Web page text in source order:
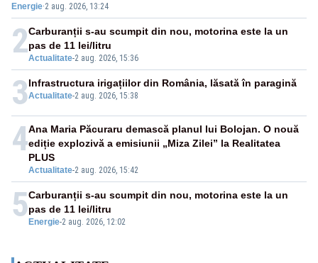
Energie·2 aug. 2026, 13:24
2Actualitate-2 aug. 2026, 15:36
Carburanții s-au scumpit din nou, motorina este la un
pas de 11 lei/litru
3Actualitate-2 aug. 2026, 15:38
Infrastructura irigațiilor din România, lăsată în paragină
4
Actualitate-2 aug. 2026, 15:42
Ana Maria Păcuraru demască planul lui Bolojan. O nouă
ediție explozivă a emisiunii „Miza Zilei” la Realitatea
PLUS
5 Energie-2 aug. 2026, 12:02
Carburanții s-au scumpit din nou, motorina este la un
pas de 11 lei/litru